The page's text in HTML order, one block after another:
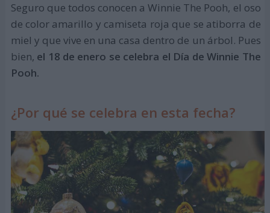
Seguro que todos conocen a Winnie The Pooh, el oso
de color amarillo y camiseta roja que se atiborra de
miel y que vive en una casa dentro de un árbol. Pues
bien, el 18 de enero se celebra el Día de Winnie The
Pooh.
¿Por qué se celebra en esta fecha?